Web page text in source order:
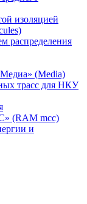
изоляцией
распределения
(Media)
трасс для НКУ
(RAM mcc)
и